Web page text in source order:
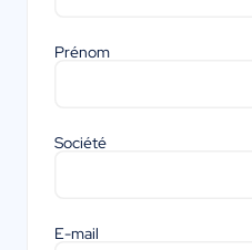
Prénom
Société
E-mail